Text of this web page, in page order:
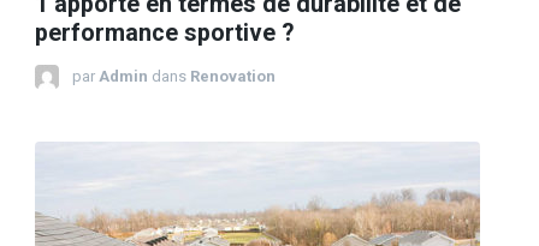
performance sportive ?
par Admin dans Renovation